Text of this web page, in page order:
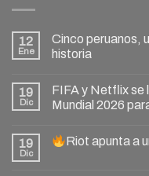
12
Ene
Cinco peruanos,
historia
19
Dic
FIFA y Netflix se
Mundial 2026
19
Dic
Riot apunta a